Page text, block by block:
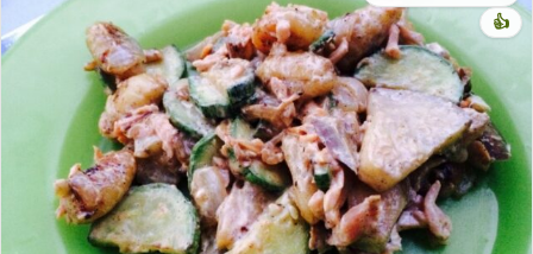
👍